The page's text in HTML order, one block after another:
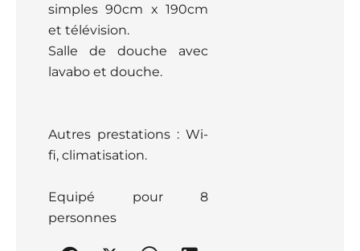
simples 90cm x 190cm
et télévision.
Salle de douche avec
lavabo et douche.
Autres prestations : Wi-
fi, climatisation.
Equipé pour 8
personnes